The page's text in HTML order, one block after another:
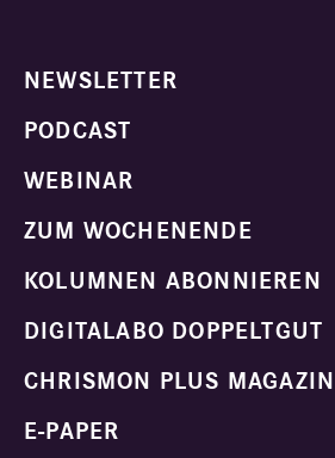
NEWSLETTER
PODCAST
WEBINAR
ZUM WOCHENENDE
KOLUMNEN ABONNIEREN
DIGITALABO DOPPELTGUT
CHRISMON PLUS MAGAZIN
E-PAPER